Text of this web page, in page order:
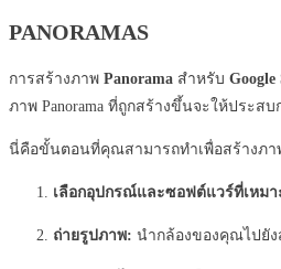
PANORAMAS
การสร้างภาพ Panorama สำหรับ Google
ภาพ Panorama ที่ถูกสร้างขึ้นจะให้ประ
นี่คือขั้นตอนที่คุณสามารถทำเพื่อสร้างภาพ
เลือกอุปกรณ์และซอฟต์แวร์ที่เหม
ถ่ายรูปภาพ: นำกล้องของคุณไปยัง